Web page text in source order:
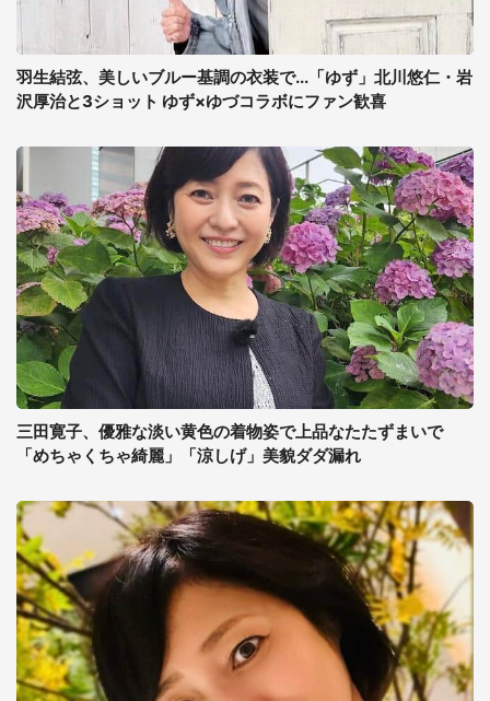
羽生結弦、美しいブルー基調の衣装で...「ゆず」北川悠仁・岩
沢厚治と3ショット ゆず×ゆづコラボにファン歓喜
三田寛子、優雅な淡い黄色の着物姿で上品なたたずまいで
「めちゃくちゃ綺麗」「涼しげ」美貌ダダ漏れ